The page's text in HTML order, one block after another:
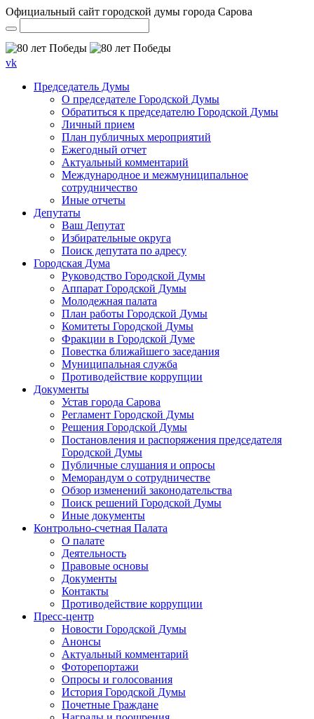
Официальный сайт городской думы города Сарова
vk
Председатель Думы
О председателе Городской Думы
Обратиться к председателю Городской Думы
Личный прием
План публичных мероприятий
Ежегодный отчет
Актуальный комментарий
Международное и межмуниципальное
сотрудничество
Иные отчеты
Депутаты
Ваш Депутат
Избирательные округа
Поиск депутата по адресу
Городская Дума
Руководство Городской Думы
Аппарат Городской Думы
Молодежная палата
План работы Городской Думы
Комитеты Городской Думы
Фракции в Городской Думе
Повестка ближайшего заседания
Муниципальная служба
Противодействие коррупции
Документы
Устав города Сарова
Регламент Городской Думы
Решения Городской Думы
Постановления и распоряжения председателя
Городской Думы
Публичные слушания и опросы
Меморандум о сотрудничестве
Обзор изменений законодательства
Поиск решений Городской Думы
Иные документы
Контрольно-счетная Палата
О палате
Деятельность
Правовые основы
Документы
Контакты
Противодействие коррупции
Пресс-центр
Новости Городской Думы
Анонсы
Актуальный комментарий
Фоторепортажи
Опросы и голосования
История Городской Думы
Почетные Граждане